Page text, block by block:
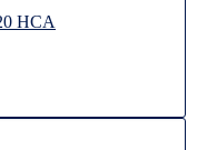
HCA